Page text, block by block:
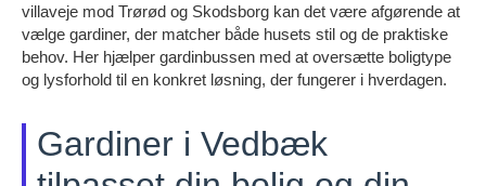
villaveje mod Trørød og Skodsborg kan det være afgørende at
vælge gardiner, der matcher både husets stil og de praktiske
behov. Her hjælper gardinbussen med at oversætte boligtype
og lysforhold til en konkret løsning, der fungerer i hverdagen.
Gardiner i Vedbæk